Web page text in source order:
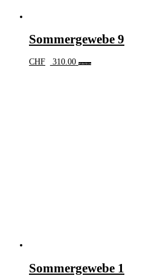
Sommergewebe 9
CHF 310.00 Weiterlesen
Sommergewebe 1